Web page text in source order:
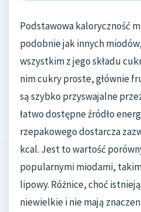
Podstawowa kaloryczność
podobnie jak innych
wszystkim z jego składu
nim cukry proste, głównie
są szybko przyswajalne
łatwo dostępne źródło
rzepakowego dostarcza
kcal. Jest to wartość
popularnymi miodami,
lipowy. Różnice, choć
niewielkie i nie mają